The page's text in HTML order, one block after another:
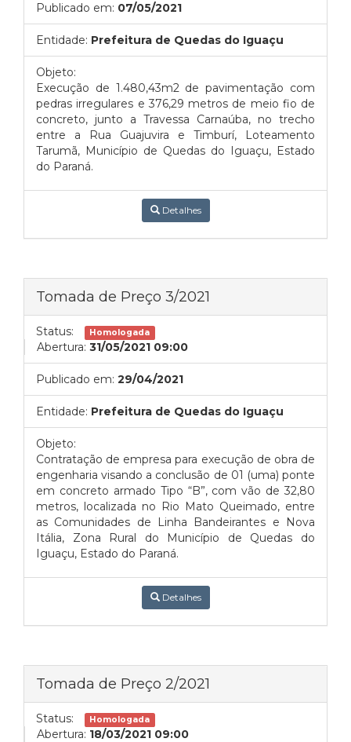
Publicado em: 07/05/2021
Entidade: Prefeitura de Quedas do Iguaçu
Objeto:
Execução de 1.480,43m2 de pavimentação com
pedras irregulares e 376,29 metros de meio fio de
concreto, junto a Travessa Carnaúba, no trecho
entre a Rua Guajuvira e Timburí, Loteamento
Tarumã, Município de Quedas do Iguaçu, Estado
do Paraná.
Detalhes
Tomada de Preço 3/2021
Status: Homologada
Abertura: 31/05/2021 09:00
Publicado em: 29/04/2021
Entidade: Prefeitura de Quedas do Iguaçu
Objeto:
Contratação de empresa para execução de obra de
engenharia visando a conclusão de 01 (uma) ponte
em concreto armado Tipo “B”, com vão de 32,80
metros, localizada no Rio Mato Queimado, entre
as Comunidades de Linha Bandeirantes e Nova
Itália, Zona Rural do Município de Quedas do
Iguaçu, Estado do Paraná.
Detalhes
Tomada de Preço 2/2021
Status: Homologada
Abertura: 18/03/2021 09:00